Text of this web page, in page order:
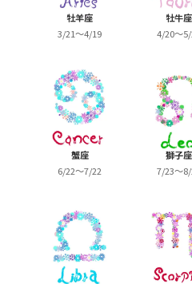
牡羊座
3/21～4/19
牡牛座
4/20～
蟹座
6/22～7/22
獅子座
7/23～